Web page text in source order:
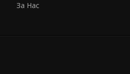
За Нас